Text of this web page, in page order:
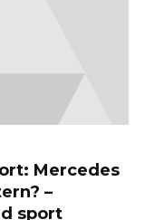
Mercedes
–
sport